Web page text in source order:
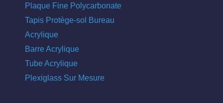
Plaque Fine Polycarbonate
Tapis Protège-sol Bureau
Acrylique
Barre Acrylique
Tube Acrylique
Plexiglass Sur Mesure